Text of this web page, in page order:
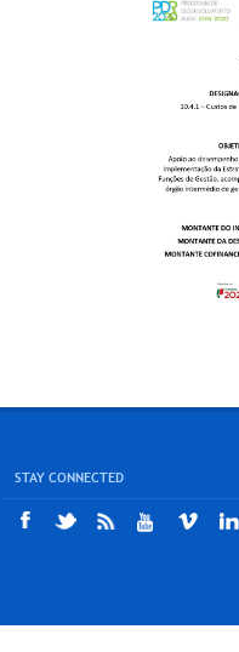
STAY CONNECTED